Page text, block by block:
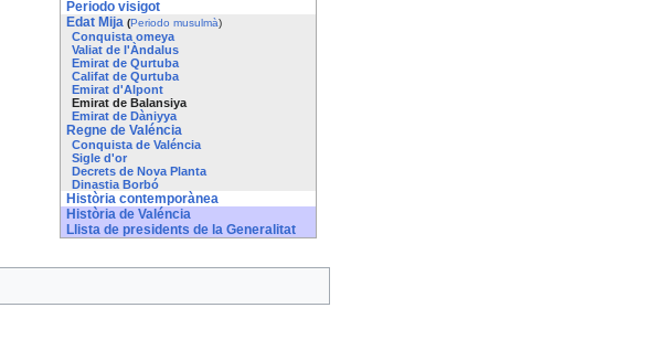
Periodo visigot
Edat Mija (Periodo musulmà)
Conquista omeya
Valiat de l'Àndalus
Emirat de Qurtuba
Califat de Qurtuba
Emirat d'Alpont
Emirat de Balansiya
Emirat de Dàniyya
Regne de Valéncia
Conquista de Valéncia
Sigle d'or
Decrets de Nova Planta
Dinastia Borbó
Història contemporànea
Història de Valéncia
Llista de presidents de la Generalitat